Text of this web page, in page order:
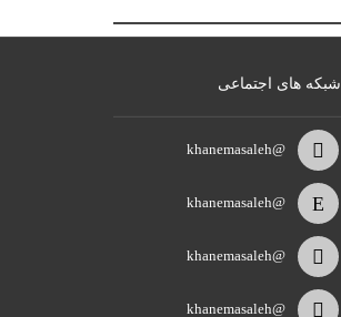
شبکه های اجتماعی
@khanemasaleh
@khanemasaleh
@khanemasaleh
@khanemasaleh